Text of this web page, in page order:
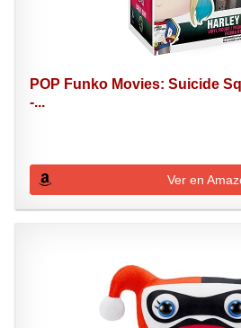
POP Funko Movies: Suicide
-...
Ver en